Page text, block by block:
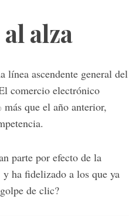
alza
línea ascendente general del
comercio electrónico
que el año anterior,
parte por efecto de la
ha fidelizado a los que ya
de clic?